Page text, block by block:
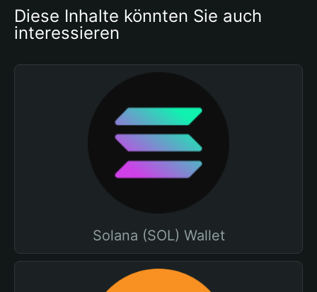
Diese Inhalte könnten Sie auch
interessieren
Solana (SOL) Wallet